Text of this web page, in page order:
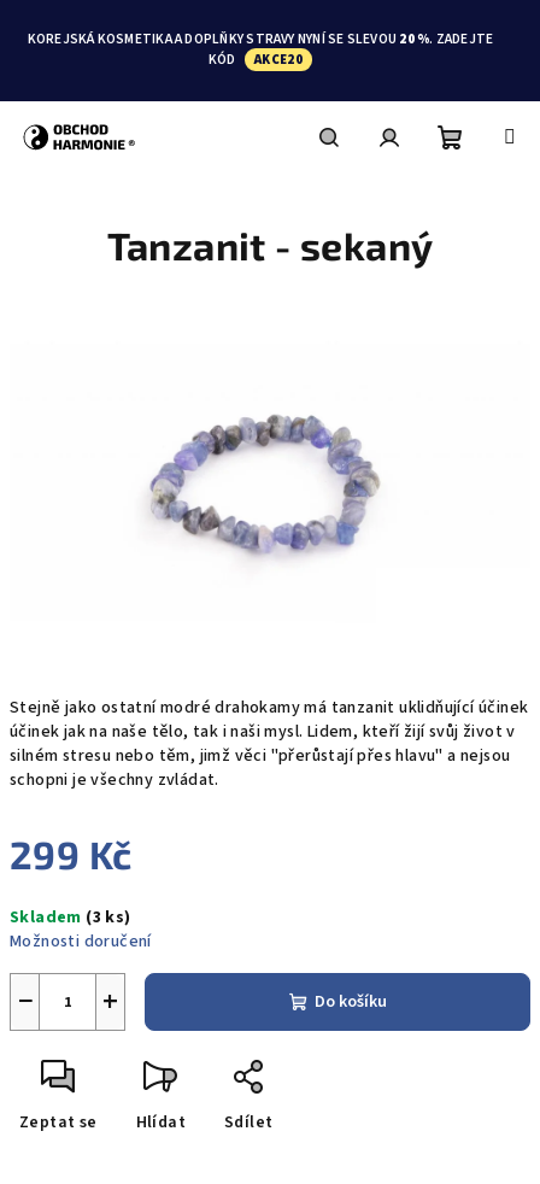
KOREJSKÁ KOSMETIKA A DOPLŇKY STRAVY NYNÍ SE SLEVOU 20 %. ZADEJTE
KÓD
AKCE20
Stejně jako ostatní modré drahokamy má tanzanit uklidňující účinek
účinek jak na naše tělo, tak i naši mysl. Lidem, kteří žijí svůj život v
silném stresu nebo těm, jimž věci "přerůstají přes hlavu" a nejsou
schopni je všechny zvládat.
299 Kč
cena:
Skladem (3 ks)
Možnosti doručení
+
− Do košíku
Zeptat se Hlídat Sdílet
Tanzanit - sekaný